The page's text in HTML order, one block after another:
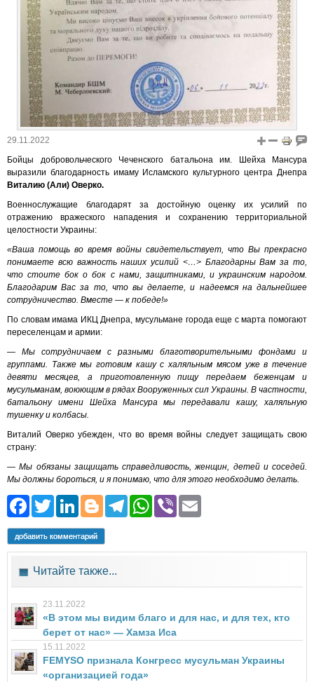
29.11.2022
Бойцы добровольческого Чеченского батальона им. Шейха Мансура
выразили благодарность имаму Исламского культурного центра Днепра
Виталию (Али) Оверко.
Военнослужащие благодарят за достойную оценку их усилий по
отражению вражеского нападения и сохранению территориальной
целостности Украины:
«Ваша помощь во время войны свидетельствует, что Вы прекрасно
понимаете всю важность наших усилий <…> Благодарны Вам за то,
что стоите бок о бок с нами, защитниками, и украинским народом.
Благодарим Вас за то, что вы делаете, и надеемся на дальнейшее
сотрудничество. Вместе — к победе!»
По словам имама ИКЦ Днепра, мусульмане города еще с марта помогают
переселенцам и армии:
— Мы сотрудничаем с разными благотворительными фондами и
группами. Также мы готовим кашу с халяльным мясом уже в течение
девяти месяцев, а приготовленную пищу передаем беженцам и
мусульманам, воюющим в рядах Вооруженных сил Украины. В частности,
батальону имени Шейха Мансура мы передавали кашу, халяльную
тушенку и колбасы.
Виталий Оверко убежден, что во время войны следует защищать свою
страну:
— Мы обязаны защищать справедливость, женщин, детей и соседей.
Мы должны бороться, и я понимаю, что для этого необходимо делать.
Facebook
Twitter
LinkedIn
Blogger
Telegram
WhatsApp
Viber
добавить комментарий
Читайте также...
23.11.2022
«В этом мы видим благо и для нас, и для тех, кто
берет от нас» — Хамза Иса
15.11.2022
FEMYSO признала Конгресс мусульман Украины
«организацией года»